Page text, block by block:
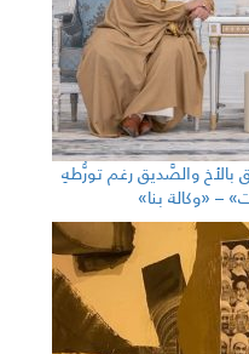
والصَّديق رغم تورُّطهِ
بنا»